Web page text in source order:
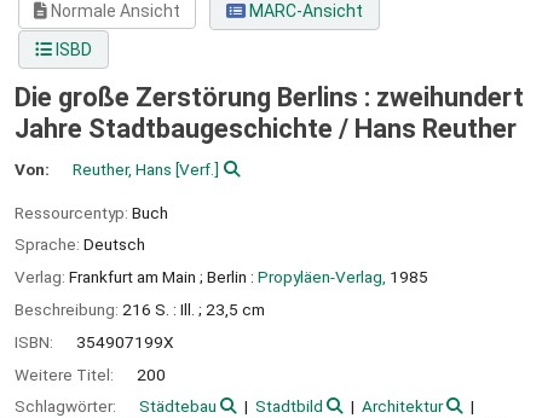
Normale Ansicht
MARC-Ansicht
ISBD
Die große Zerstörung Berlins : zweihundert
Jahre Stadtbaugeschichte / Hans Reuther
Von: Reuther, Hans [Verf.]
Ressourcentyp: Buch
Sprache: Deutsch
Verlag: Frankfurt am Main ; Berlin : Propyläen-Verlag, 1985
Beschreibung: 216 S. : Ill. ; 23,5 cm
ISBN:
354907199X
Weitere Titel:
200
Schlagwörter:
Städtebau Stadtbild
Architektur